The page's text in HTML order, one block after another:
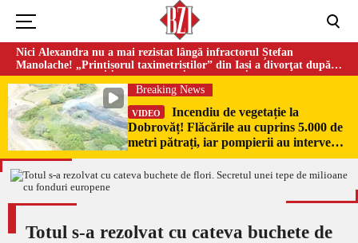
Nici Alexandra nu a mai rezistat lângă infractorul Ștefan
Manolache! „Prințișorul taximetriștilor” din Iași a divorţat după
doi ani de căsnicie
Breaking News
VIDEO
Incendiu de vegetație la
Dobrovăț! Flăcările au cuprins 5.000 de
metri pătrați, iar pompierii au intervenit
de urgență
Totul s-a rezolvat cu cateva buchete de